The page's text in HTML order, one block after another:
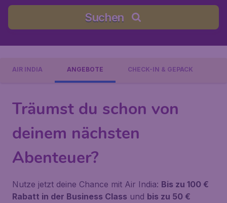
Suchen
AIR INDIA ANGEBOTE CHECK-IN & GEPÄCK
Träumst du schon von
deinem nächsten
Abenteuer?
Nutze jetzt deine Chance mit Air India: Bis zu 100 €
Rabatt in der Business Class und bis zu 50 €